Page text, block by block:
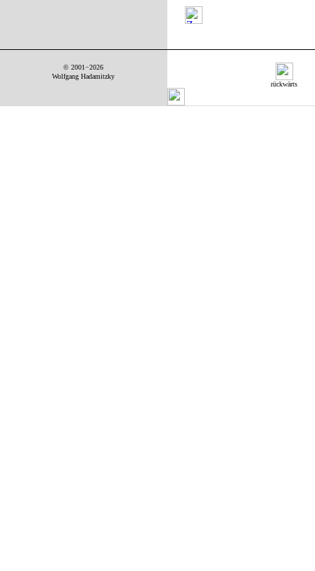
© 2001−2026
Wolfgang Hadamitzky
rückwärts